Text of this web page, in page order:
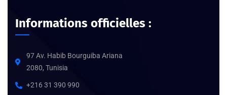
Informations officielles :
97 Av. Habib Bourguiba Ariana
2080, Tunisia
+216 31 390 990